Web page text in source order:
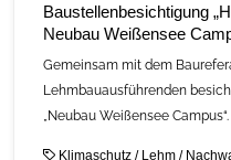
Baustellenbesichtigung
Neubau Weißensee
Gemeinsam mit dem
Lehmbauausführenden
„Neubau Weißensee Campus“.
Klimaschutz / Lehm /